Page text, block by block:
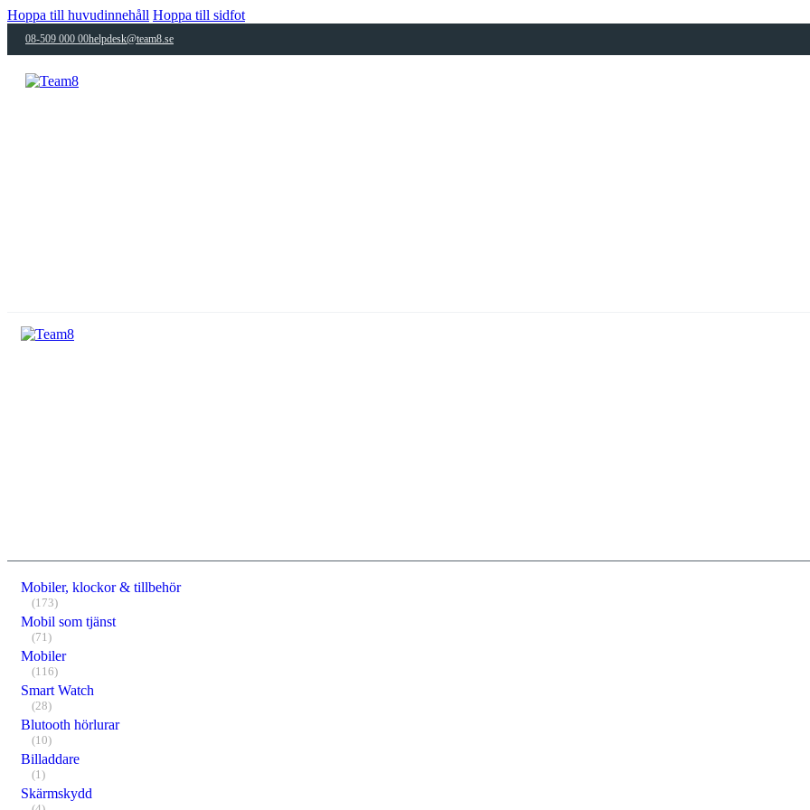
Hoppa till huvudinnehåll Hoppa till sidfot
08-509 000 00helpdesk@team8.se
Mobiler, klockor & tillbehör
(173)
Mobil som tjänst
(71)
Mobiler
(116)
Smart Watch
(28)
Blutooth hörlurar
(10)
Billaddare
(1)
Skärmskydd